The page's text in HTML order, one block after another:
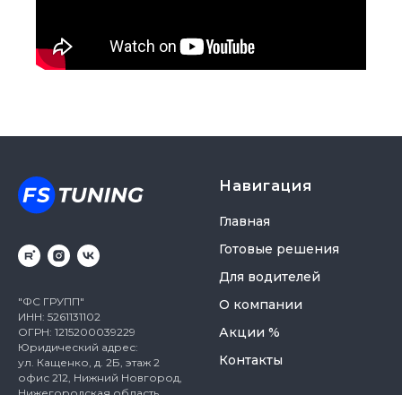
"ФС ГРУПП"
ИНН: 5261131102
ОГРН: 1215200039229
Юридический адрес:
ул. Кащенко, д. 2Б, этаж 2
офис 212, Нижний Новгород,
Навигация
Главная
Готовые решения
Для водителей
О компании
Акции %
Контакты